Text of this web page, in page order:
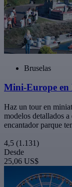
Bruselas
Mini-Europe en
Haz un tour en
modelos detallados
encantador parque
4,5 (1.131)
Desde
25,06 US$